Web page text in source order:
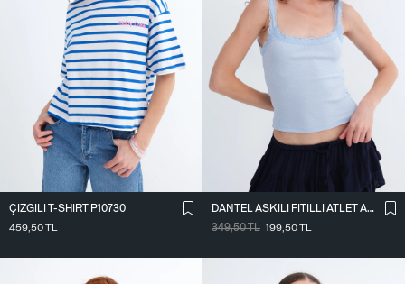
ÇIZGILI T-SHIRT P10730
459,50TL
DANTEL ASKILI FITILLI ATLET A261020
349,50TL 199,50TL